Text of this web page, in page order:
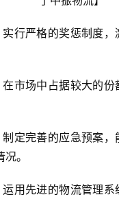
行严格的奖惩制度，
市场中占据较大的份
定完善的应急预案，
。
用先进的物流管理系